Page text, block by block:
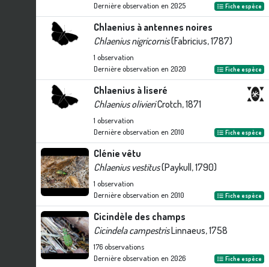
Dernière observation en 2025 Fiche espèce
Chlaenius à antennes noires
Chlaenius nigricornis(Fabricius, 1787)
1 observation
Dernière observation en 2020 Fiche espèce
Chlaenius à liseré
Chlaenius olivieriCrotch, 1871
1 observation
Dernière observation en 2010 Fiche espèce
Clénie vêtu
Chlaenius vestitus(Paykull, 1790)
1 observation
Dernière observation en 2010 Fiche espèce
Cicindèle des champs
Cicindela campestrisLinnaeus, 1758
176observations
Dernière observation en 2026 Fiche espèce